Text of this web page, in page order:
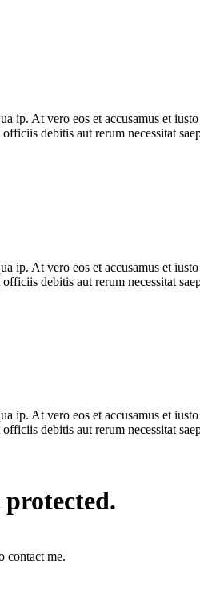
ip. At vero eos et accusamus et
debitis aut rerum necessitat
ip. At vero eos et accusamus et
debitis aut rerum necessitat
ip. At vero eos et accusamus et
debitis aut rerum necessitat
contact me.